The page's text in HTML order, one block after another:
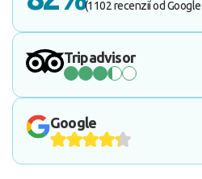
(1102 recenzií od
Tripadvisor
Google